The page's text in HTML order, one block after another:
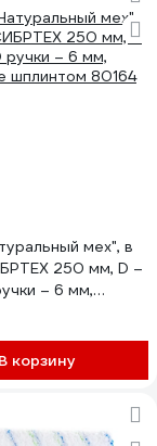
мех", в
250 мм, D –
– 6 мм,
шплинтом 80164
В корзину